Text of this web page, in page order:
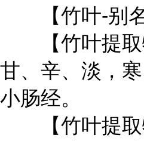
【竹叶-别名
【竹叶提取
甘、辛、淡，寒
小肠经。
【竹叶提取